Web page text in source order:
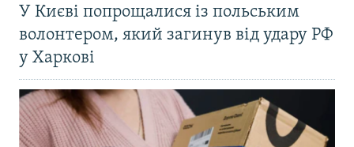
У Києві попрощалися із польським
волонтером, який загинув від удару РФ
у Харкові